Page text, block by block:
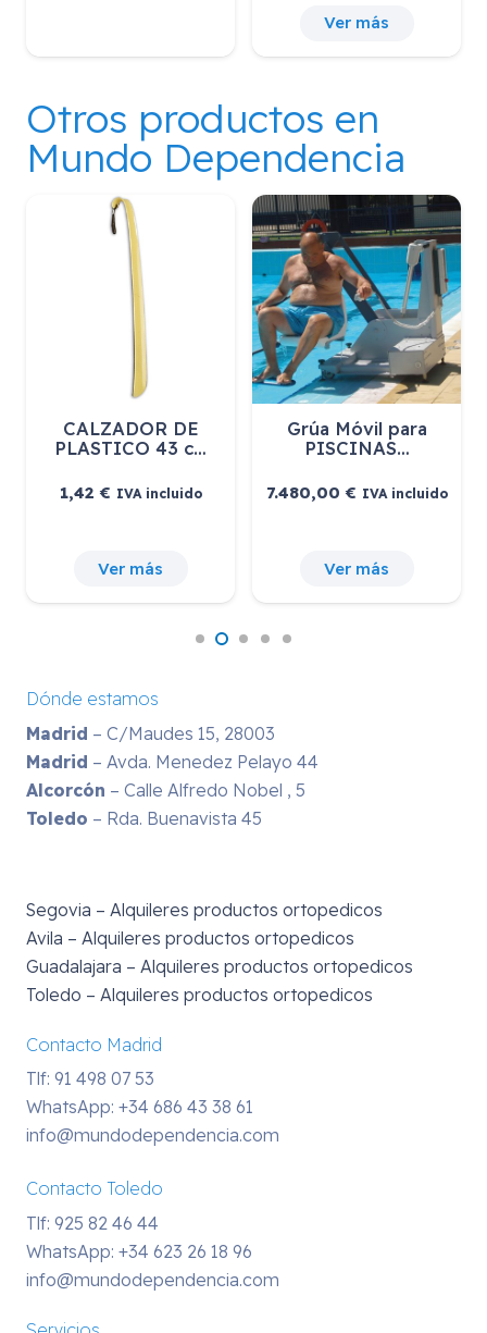
Ver más
Otros productos en
Mundo Dependencia
CALZADOR DE
PLASTICO 43 c…
1,42€ IVA incluido
Ver más
Grúa Móvil para
PISCINAS…
7.480,00€ IVA incluido
Ver más
Dónde estamos
Madrid – C/Maudes 15, 28003
Madrid – Avda. Menedez Pelayo 44
Alcorcón – Calle Alfredo Nobel , 5
Toledo – Rda. Buenavista 45
Segovia – Alquileres productos ortopedicos
Avila – Alquileres productos ortopedicos
Guadalajara – Alquileres productos ortopedicos
Toledo – Alquileres productos ortopedicos
Contacto Madrid
Tlf: 91 498 07 53
WhatsApp: +34 686 43 38 61
info@mundodependencia.com
Contacto Toledo
Tlf: 925 82 46 44
WhatsApp: +34 623 26 18 96
info@mundodependencia.com